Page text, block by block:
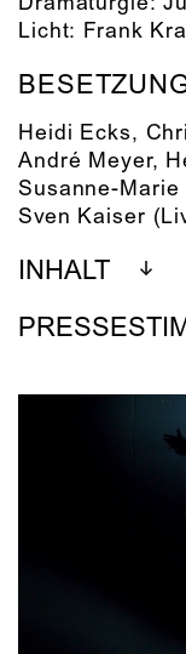
Licht: Frank
Heidi Ecks,
André Meyer,
Susanne-Marie
Sven Kaiser
INHALT